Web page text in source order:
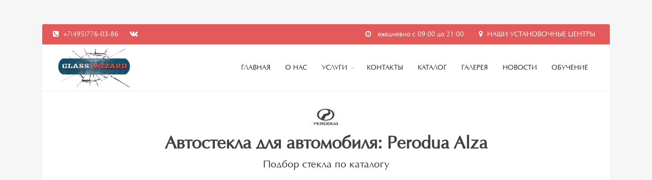
ежедневно с 09:00 до 21:00 НАШИ УСТАНОВОЧНЫЕ ЦЕНТРЫ
+7(495)776-03-86
ГЛАВНАЯ О НАС УСЛУГИ КОНТАКТЫ КАТАЛОГ ГАЛЕРЕЯ НОВОСТИ ОБУЧЕНИЕ
Автостекла для автомобиля: Perodua Alza
Подбор стекла по каталогу